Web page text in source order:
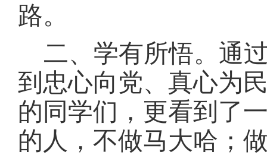
路。
二、学有所悟。通
到忠心向党、真心为
的同学们，更看到了
的人，不做马大哈；